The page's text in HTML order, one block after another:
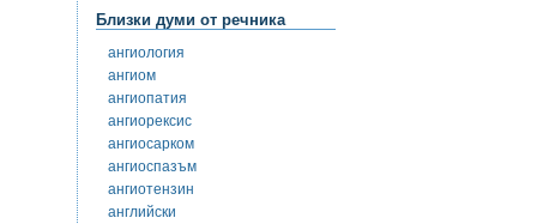
Близки думи от речника
ангиология
ангиом
ангиопатия
ангиорексис
ангиосарком
ангиоспазъм
ангиотензин
английски